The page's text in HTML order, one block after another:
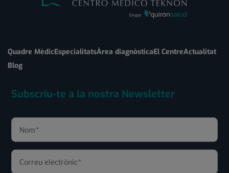
Quadre MèdicEspecialitatsÀrea diagnòsticaEl CentreActualitat
Blog
Subscriu-te a la nostra Newsletter